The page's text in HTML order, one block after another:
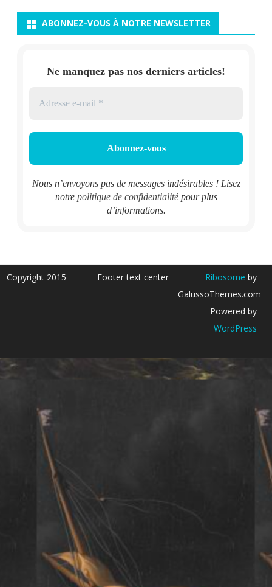
ABONNEZ-VOUS À NOTRE NEWSLETTER
Ne manquez pas nos derniers articles!
Nous n’envoyons pas de messages indésirables ! Lisez
notre politique de confidentialitépour plus
d’informations.
Copyright 2015 Footer text center Ribosome by
GalussoThemes.com
Powered by
WordPress